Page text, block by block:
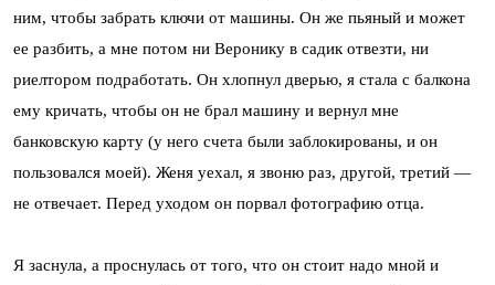
ним, чтобы забрать ключи от машины. Он же пьяный и может
ее разбить, а мне потом ни Веронику в садик отвезти, ни
риелтором подработать. Он хлопнул дверью, я стала с балкона
ему кричать, чтобы он не брал машину и вернул мне
банковскую карту (у него счета были заблокированы, и он
пользовался моей). Женя уехал, я звоню раз, другой, третий —
не отвечает. Перед уходом он порвал фотографию отца.
Я заснула, а проснулась от того, что он стоит надо мной и